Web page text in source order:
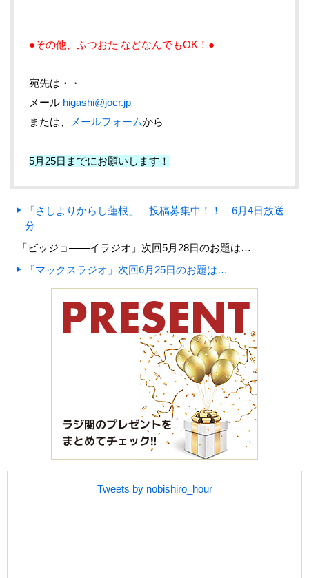
●その他、ふつおた などなんでもOK！●
宛先は・・
メール higashi@jocr.jp
または、
メールフォームから
5月25日までにお願いします！
「さしよりからし蓮根」 投稿募集中！！ 6月4日放送
分
「ビッジョ――イラジオ」次回5月28日のお題は…
「マックスラジオ」次回6月25日のお題は…
Tweets by nobishiro_hour